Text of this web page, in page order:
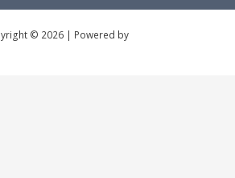
© 2026 | Powered by